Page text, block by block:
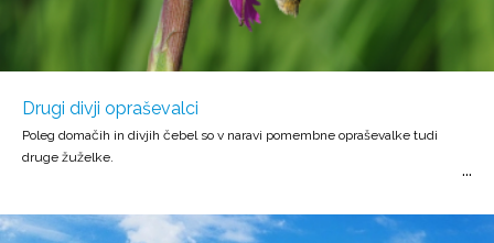
Drugi divji opraševalci
Poleg domačih in divjih čebel so v naravi pomembne opraševalke tudi
druge žuželke.